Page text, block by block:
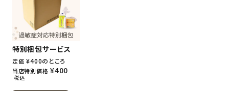
特別梱包サービス
定価 ¥400のところ
当店特別価格 ¥400
税込